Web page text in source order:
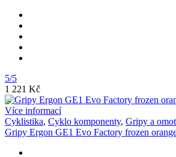
5/5
1 221 Kč
Více informací
Cyklistika, Cyklo komponenty, Gripy a
Gripy Ergon GE1 Evo Factory frozen